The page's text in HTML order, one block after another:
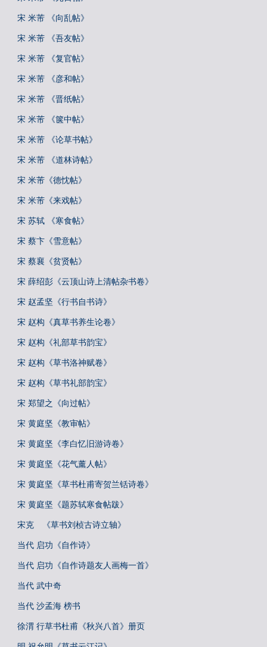
宋 米芾 《向乱帖》
宋 米芾 《吾友帖》
宋 米芾 《复官帖》
宋 米芾 《彦和帖》
宋 米芾 《晋纸帖》
宋 米芾 《箧中帖》
宋 米芾 《论草书帖》
宋 米芾 《道林诗帖》
宋 米芾《德忱帖》
宋 米芾《来戏帖》
宋 苏轼 《寒食帖》
宋 蔡卞《雪意帖》
宋 蔡襄《贫贤帖》
宋 薛绍彭《云顶山诗上清帖杂书卷》
宋 赵孟坚《行书自书诗》
宋 赵构《真草书养生论卷》
宋 赵构《礼部草书韵宝》
宋 赵构《草书洛神赋卷》
宋 赵构《草书礼部韵宝》
宋 郑望之《向过帖》
宋 黄庭坚《教审帖》
宋 黄庭坚《李白忆旧游诗卷》
宋 黄庭坚《花气薰人帖》
宋 黄庭坚《草书杜甫寄贺兰铦诗卷》
宋 黄庭坚《题苏轼寒食帖跋》
宋克 《草书刘桢古诗立轴》
当代 启功《自作诗》
当代 启功《自作诗题友人画梅一首》
当代 武中奇
当代 沙孟海 榜书
徐渭 行草书杜甫《秋兴八首》册页